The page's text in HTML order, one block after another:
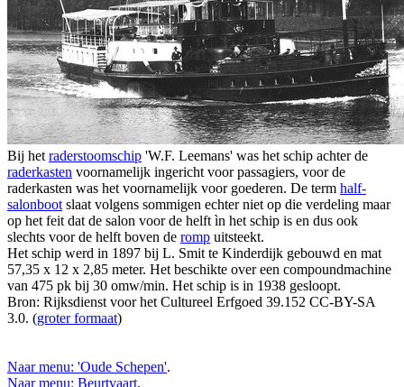
Bij het raderstoomschip 'W.F. Leemans' was het schip achter de
raderkasten voornamelijk ingericht voor passagiers, voor de
raderkasten was het voornamelijk voor goederen. De term half-
salonboot slaat volgens sommigen echter niet op die verdeling maar
op het feit dat de salon voor de helft ìn het schip is en dus ook
slechts voor de helft boven de romp uitsteekt.
Het schip werd in 1897 bij L. Smit te Kinderdijk gebouwd en mat
57,35 x 12 x 2,85 meter. Het beschikte over een compoundmachine
van 475 pk bij 30 omw/min. Het schip is in 1938 gesloopt.
Bron: Rijksdienst voor het Cultureel Erfgoed 39.152 CC-BY-SA
3.0. (groter formaat)
Naar menu: 'Oude Schepen'.
Naar menu: Beurtvaart.